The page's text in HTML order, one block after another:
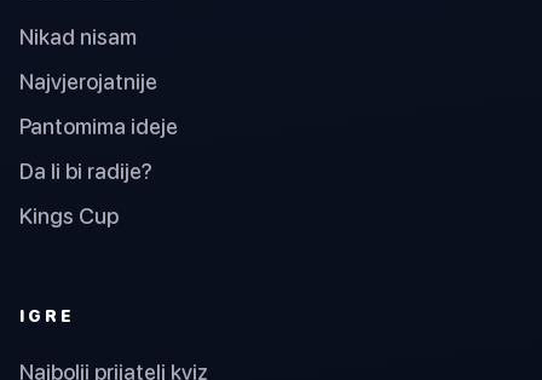
Nikad nisam
Najvjerojatnije
Pantomima ideje
Da li bi radije?
Kings Cup
IGRE
Najbolji prijatelj kviz